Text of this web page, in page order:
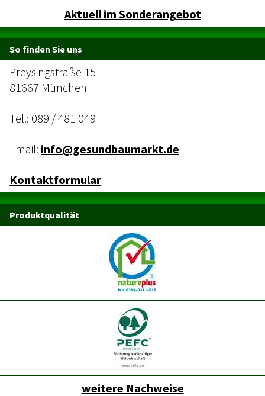
Aktuell im Sonderangebot
So finden Sie uns
Preysingstraße 15
81667 München
Tel.: 089 / 481 049
Email: info@gesundbaumarkt.de
Kontaktformular
Produktqualität
weitere Nachweise